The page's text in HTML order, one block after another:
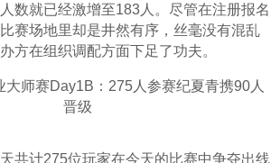
数就已经激增至183人。尽管在注册报名
赛场地里却是井然有序，丝毫没有混乱
方在组织调配方面下足了功夫。
共计275位玩家在今天的比赛中争夺出线